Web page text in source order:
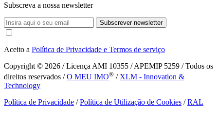
Subscreva a nossa newsletter
Subscrever newsletter
Aceito a Política de Privacidade e Termos de serviço
Copyright © 2026 / Licença AMI 10355 / APEMIP 5259 / Todos os
direitos reservados /O MEU IMO® / XLM - Innovation &
Technology
Política de Privacidade /Política de Utilização de Cookies /RAL